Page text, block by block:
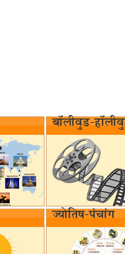
बॉलीवुड-
ज्योतिष-पंचांग